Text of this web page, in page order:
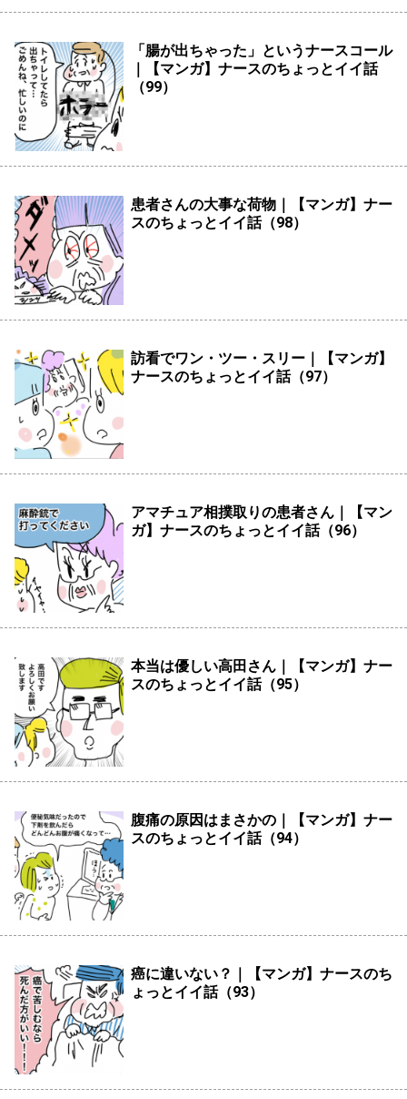
「腸が出ちゃった」というナースコール
｜【マンガ】ナースのちょっとイイ話
（99）
患者さんの大事な荷物｜【マンガ】ナー
スのちょっとイイ話（98）
訪看でワン・ツー・スリー｜【マンガ】
ナースのちょっとイイ話（97）
アマチュア相撲取りの患者さん｜【マン
ガ】ナースのちょっとイイ話（96）
本当は優しい高田さん｜【マンガ】ナー
スのちょっとイイ話（95）
腹痛の原因はまさかの｜【マンガ】ナー
スのちょっとイイ話（94）
癌に違いない？｜【マンガ】ナースのち
ょっとイイ話（93）